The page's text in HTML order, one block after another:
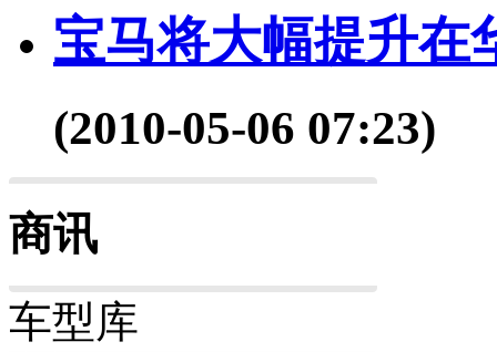
宝马将大幅提升在
(2010-05-06 07:23)
商讯
车型库